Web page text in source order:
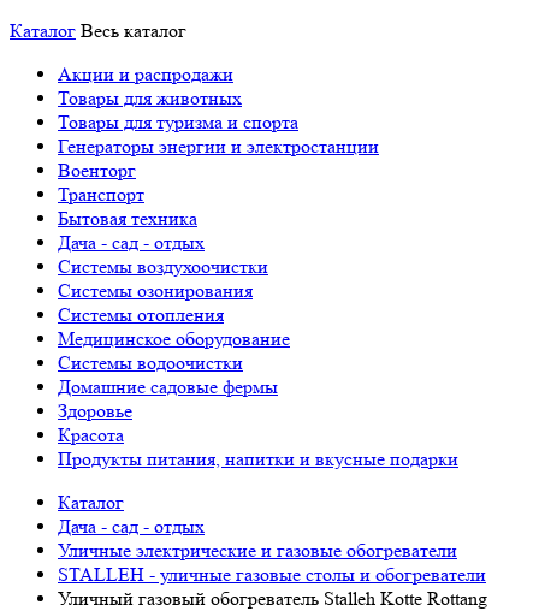
Каталог Весь каталог
Акции и распродажи
Товары для животных
Товары для туризма и спорта
Генераторы энергии и электростанции
Военторг
Транспорт
Бытовая техника
Дача - сад - отдых
Системы воздухоочистки
Системы озонирования
Системы отопления
Медицинское оборудование
Системы водоочистки
Домашние садовые фермы
Здоровье
Красота
Продукты питания, напитки и вкусные подарки
Каталог
Дача - сад - отдых
Уличные электрические и газовые обогреватели
STALLEH - уличные газовые столы и обогреватели
Уличный газовый обогреватель Stalleh Kotte Rottang